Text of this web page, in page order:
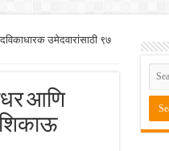
पास ! त्वरित अर्ज करा ! PDCC Bank
प्रतिज्ञापत्र सादर ! Like the
Bharti 2026
Bharti 2026
उमेदवारांसाठी ९७
आणि
शिकाऊ